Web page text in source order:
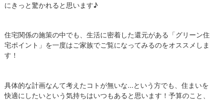
にきっと驚かれると思います♪
住宅関係の施策の中でも、生活に密着した還元がある「グリーン住
宅ポイント」を一度はご家族でご覧になってみるのをオススメしま
す！
具体的な計画なんて考えたコトが無いな...という方でも、住まいを
快適にしたいという気持ちはいつもあると思います！予算のこと、